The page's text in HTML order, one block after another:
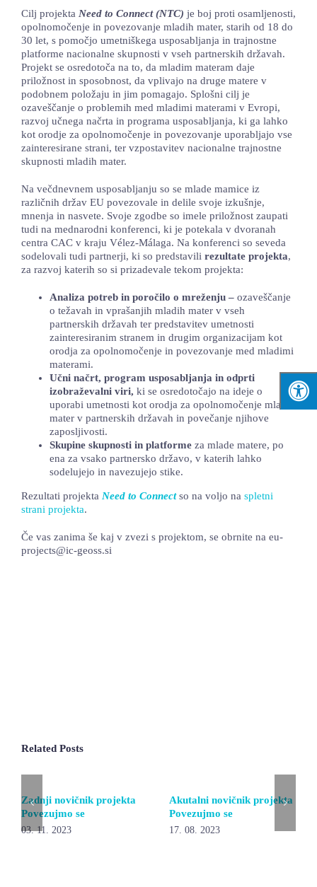
Cilj projekta Need to Connect (NTC) je boj proti osamljenosti,
opolnomočenje in povezovanje mladih mater, starih od 18 do
30 let, s pomočjo umetniškega usposabljanja in trajnostne
platforme nacionalne skupnosti v vseh partnerskih državah.
Projekt se osredotoča na to, da mladim materam daje
priložnost in sposobnost, da vplivajo na druge matere v
podobnem položaju in jim pomagajo. Splošni cilj je
ozaveščanje o problemih med mladimi materami v Evropi,
razvoj učnega načrta in programa usposabljanja, ki ga lahko
kot orodje za opolnomočenje in povezovanje uporabljajo vse
zainteresirane strani, ter vzpostavitev nacionalne trajnostne
skupnosti mladih mater.
Na večdnevnem usposabljanju so se mlade mamice iz
različnih držav EU povezovale in delile svoje izkušnje,
mnenja in nasvete. Svoje zgodbe so imele priložnost zaupati
tudi na mednarodni konferenci, ki je potekala v dvoranah
centra CAC v kraju Vélez-Málaga. Na konferenci so seveda
sodelovali tudi partnerji, ki so predstavili rezultate projekta,
za razvoj katerih so si prizadevale tekom projekta:
Analiza potreb in poročilo o mreženju – ozaveščanje
o težavah in vprašanjih mladih mater v vseh
partnerskih državah ter predstavitev umetnosti
zainteresiranim stranem in drugim organizacijam kot
orodja za opolnomočenje in povezovanje med mladimi
materami.
Učni načrt, program usposabljanja in odprti
izobraževalni viri, ki se osredotočajo na ideje o
uporabi umetnosti kot orodja za opolnomočenje mladih
mater v partnerskih državah in povečanje njihove
zaposljivosti.
Skupine skupnosti in platforme za mlade matere, po
ena za vsako partnersko državo, v katerih lahko
sodelujejo in navezujejo stike.
Rezultati projekta Need to Connect so na voljo na spletni
strani projekta.
Če vas zanima še kaj v zvezi s projektom, se obrnite na eu-
projects@ic-geoss.si
Related Posts
Zadnji novičnik projekta
Povezujmo se
03. 11. 2023
Akutalni novičnik projekta
Povezujmo se
17. 08. 2023